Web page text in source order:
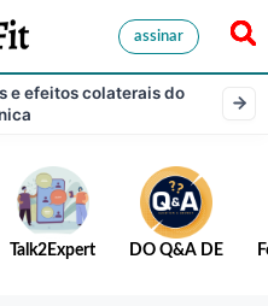
assinar
e efeitos colaterais do
Talk2Expert DO Q&A DE